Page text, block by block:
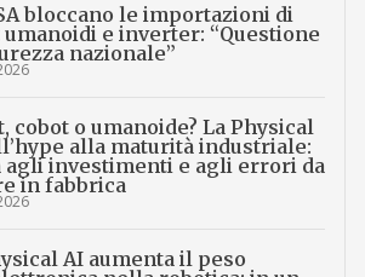
bloccano le importazioni di
e inverter: “Questione
nazionale”
cobot o umanoide? La Physical
alla maturità industriale:
agli investimenti e agli errori da
in fabbrica
AI aumenta il peso